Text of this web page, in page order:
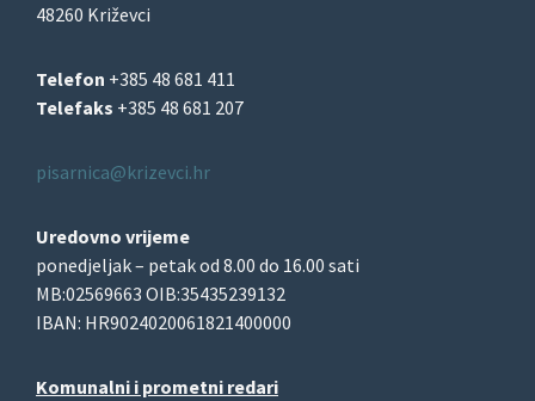
48260 Križevci
Telefon +385 48 681 411
Telefaks +385 48 681 207
pisarnica@krizevci.hr
Uredovno vrijeme
ponedjeljak – petak od 8.00 do 16.00 sati
MB:02569663 OIB:35435239132
IBAN: HR9024020061821400000
Komunalni i prometni redari